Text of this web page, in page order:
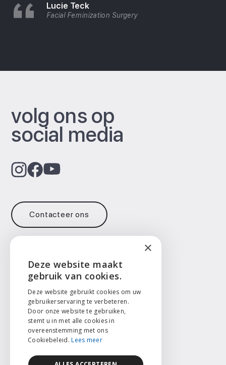
Lucie Teck
Facial Feminization Surgery
volg ons op
social media
Contacteer ons
info@face2face.surgery
+32 471 73 14 65
Taal
English
Nederlands
ENGLISH
NEDERLANDS
FRANÇAIS
×
Deze website maakt
gebruik van cookies.
Deze website gebruikt cookies om uw
gebruikerservaring te verbeteren.
Door onze website te gebruiken,
stemt u in met alle cookies in
overeenstemming met ons
Cookiebeleid. Lees meer